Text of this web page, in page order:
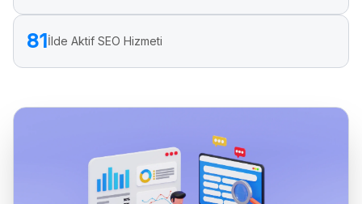
81İlde Aktif SEO Hizmeti